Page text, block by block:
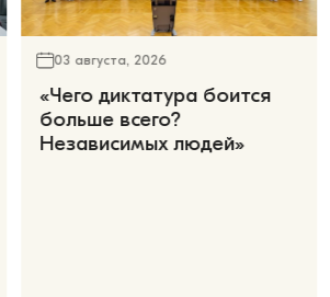
03 августа, 2026
«Чего диктатура боится
больше всего?
Независимых людей»